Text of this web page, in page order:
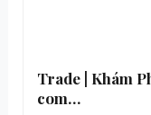
Trade | Khám
com…